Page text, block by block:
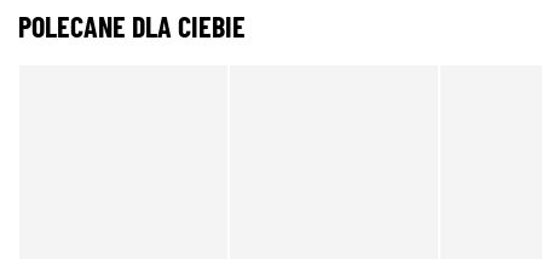
POLECANE DLA CIEBIE